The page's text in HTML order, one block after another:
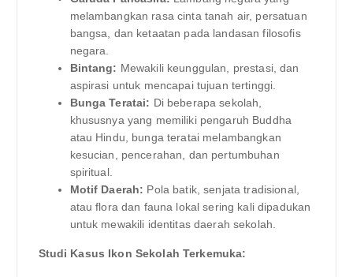
melambangkan rasa cinta tanah air, persatuan
bangsa, dan ketaatan pada landasan filosofis
negara.
Bintang: Mewakili keunggulan, prestasi, dan
aspirasi untuk mencapai tujuan tertinggi.
Bunga Teratai: Di beberapa sekolah,
khususnya yang memiliki pengaruh Buddha
atau Hindu, bunga teratai melambangkan
kesucian, pencerahan, dan pertumbuhan
spiritual.
Motif Daerah: Pola batik, senjata tradisional,
atau flora dan fauna lokal sering kali dipadukan
untuk mewakili identitas daerah sekolah.
Studi Kasus Ikon Sekolah Terkemuka: